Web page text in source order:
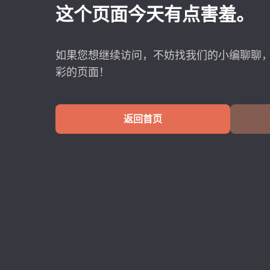
这个页面今天有点害羞。
如果您想继续访问，不妨找我们的小编聊聊
彩的页面！
返回首页